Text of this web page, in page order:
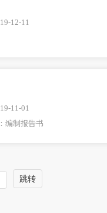
12-11
11-01
编制报告书
跳转